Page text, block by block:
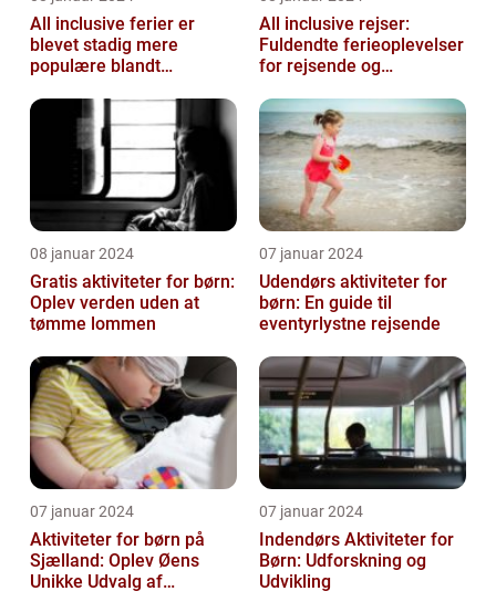
All inclusive ferier er
blevet stadig mere
populære blandt
nyde en bekymring...
All inclusive rejser:
Fuldendte ferieoplevelser
for rejsende og
08 januar 2024
Gratis aktiviteter for børn:
Oplev verden uden at
tømme lommen
07 januar 2024
Udendørs aktiviteter for
børn: En guide til
eventyrlystne rejsende
07 januar 2024
Aktiviteter for børn på
Sjælland: Oplev Øens
Unikke Udvalg af
07 januar 2024
Indendørs Aktiviteter for
Børn: Udforskning og
Udvikling